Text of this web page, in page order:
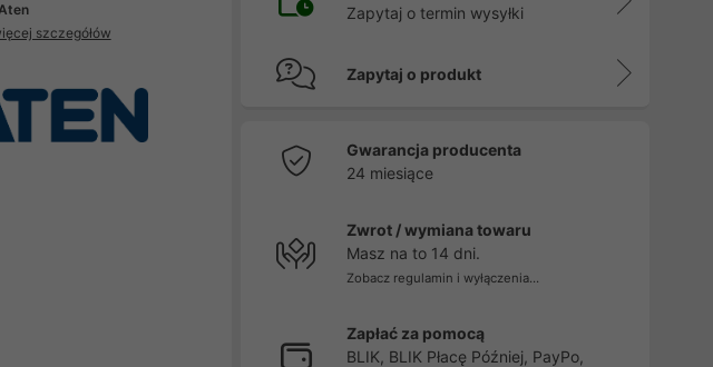
szczegółów
Zapytaj o termin wysyłki
Zapytaj o produkt
Gwarancja producenta
24 miesiące
Zwrot / wymiana towaru
Masz na to 14 dni.
Zobacz regulamin i wyłączenia...
Zapłać za pomocą
BLIK, BLIK Płacę Później, PayPo,